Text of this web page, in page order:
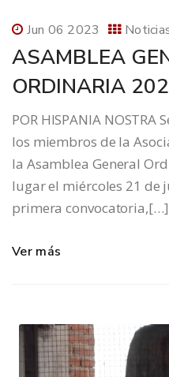
Jun 06 2023
ASAMBLEA
ORDINARIA
POR HISPANIA NOSTRA
los miembros de la
la Asamblea General
lugar el miércoles 21 de
primera convocatoria,[…]
Ver más